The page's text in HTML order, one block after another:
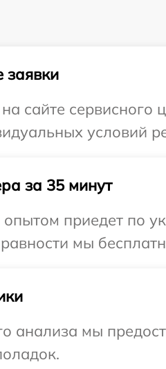
на сайте
условий
за 35 минут
приедет по
мы
анализа мы